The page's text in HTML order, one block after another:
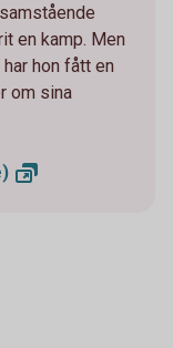
en kamp. Men
hon fått en
om sina